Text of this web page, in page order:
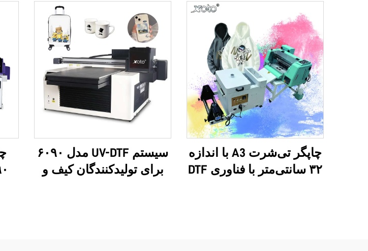
چاپگر تی‌شرت A3 با اندازه
۳۲ سانتی‌متر با فناوری DTF
سیستم UV-DTF مدل ۶۰۹۰
برای تولیدکنندگان کیف و